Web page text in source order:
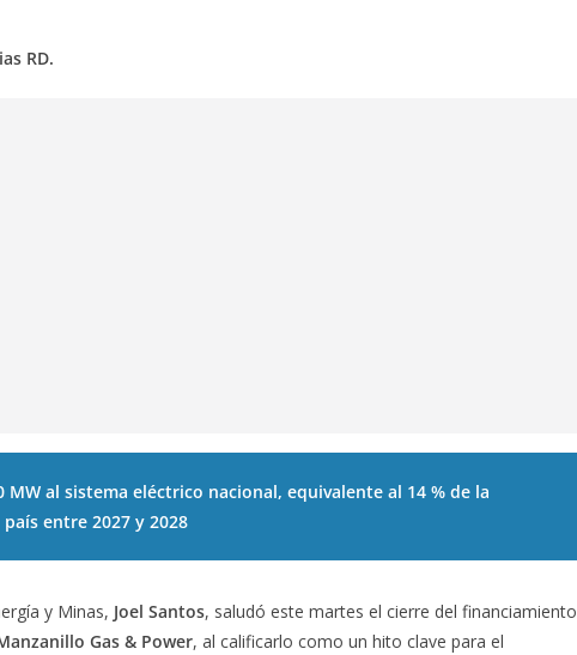
RD.
MW al sistema eléctrico nacional, equivalente al 14 % de la
entre 2027 y 2028
y Minas, Joel Santos, saludó este martes el cierre del financiamiento
Gas & Power, al calificarlo como un hito clave para el